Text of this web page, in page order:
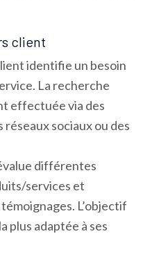
client
identifie un besoin
La recherche
effectuée via des
sociaux ou des
différentes
services et
L’objectif
plus adaptée à ses